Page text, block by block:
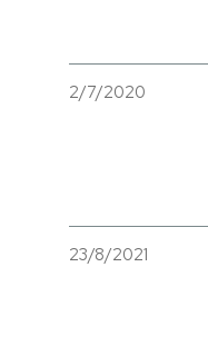
2/7/2020
23/8/2021